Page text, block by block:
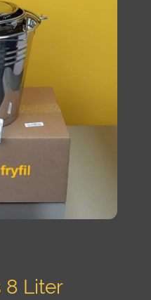
8 Liter